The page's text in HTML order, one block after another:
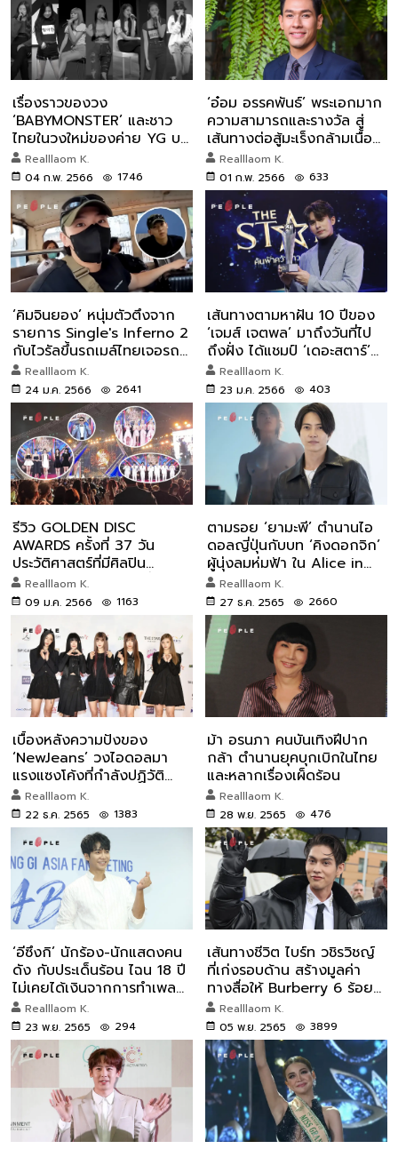
เรื่องราวของวง
‘BABYMONSTER’ และชาว
ไทยในวงใหม่ของค่าย YG บน
เส้นทางตามรอยลิซ่า
BLACKPINK
Realllaom K.
04 ก.พ. 2566
1746
‘อ๋อม อรรคพันธ์’ พระเอกมาก
ความสามารถและรางวัล สู่
เส้นทางต่อสู้มะเร็งกล้ามเนื้อ
หัวใจ
Realllaom K.
01 ก.พ. 2566
633
‘คิมจินยอง’ หนุ่มตัวตึงจาก
รายการ Single's Inferno 2
กับไวรัลขึ้นรถเมล์ไทยเจอรถ
ติด 2 ชั่วโมง
Realllaom K.
24 ม.ค. 2566
2641
เส้นทางตามหาฝัน 10 ปีของ
‘เจมส์ เจตพล’ มาถึงวันที่ไป
ถึงฝั่ง ได้แชมป์ ‘เดอะสตาร์’
2022
Realllaom K.
23 ม.ค. 2566
403
รีวิว GOLDEN DISC
AWARDS ครั้งที่ 37 วัน
ประวัติศาสตร์ที่มีศิลปิน
เกาหลี-โชว์ในไทยมากที่สุด
Realllaom K.
09 ม.ค. 2566
1163
ตามรอย ‘ยามะพี’ ตำนานไอ
ดอลญี่ปุ่นกับบท ‘คิงดอกจิก’
ผู้นุ่งลมห่มฟ้า ใน Alice in
Borderland 2
Realllaom K.
27 ธ.ค. 2565
2660
เบื้องหลังความปังของ
‘NewJeans’ วงไอดอลมา
แรงแซงโค้งที่กำลังปฏิวัติ
วงการ K-POP
Realllaom K.
22 ธ.ค. 2565
1383
ม้า อรนภา คนบันเทิงฝีปาก
กล้า ตำนานยุคบุกเบิกในไทย
และหลากเรื่องเผ็ดร้อน
Realllaom K.
28 พ.ย. 2565
476
‘อีซึงกิ’ นักร้อง-นักแสดงคน
ดัง กับประเด็นร้อน ไฉน 18 ปี
ไม่เคยได้เงินจากการทำเพลง
เลย?
Realllaom K.
23 พ.ย. 2565
294
เส้นทางชีวิต ไบร์ท วชิรวิชญ์
ที่เก่งรอบด้าน สร้างมูลค่า
ทางสื่อให้ Burberry 6 ร้อย
ล้านบ.
Realllaom K.
05 พ.ย. 2565
3899